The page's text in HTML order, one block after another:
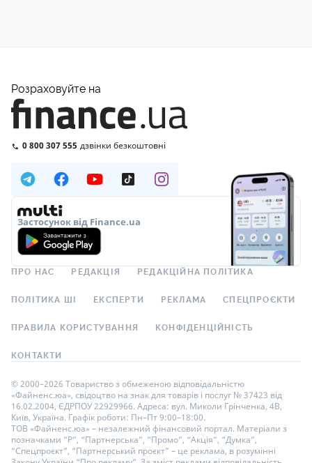
Розраховуйте на
0 800 307 555 дзвінки безкоштовні
Застосунок від Finance.ua
ПРО НАС РЕДАКЦІЯ РЕДАКЦІЙНА ПОЛІТИКА
ПОЛІТИКА ШІ ЕКСПЕРТИ РЕКЛАМА СПЕЦПРОЄКТИ
ПРАВИЛА КОРИСТУВАННЯ КОНФІДЕНЦІЙНІСТЬ
КОНТАКТИ
© 2000–2026 Товариство з обмеженою відповідальністю
«Файненс.юа», свідоцтво на знак для товарів і послуг № 37423 від
16.02.2004, ЄДРПОУ 22929966. Адреса: вул. Миколи Грінченка, 4В,
Київ, Україна. Графік роботи: Пн–Пт 9:00–18:00.
ТОВ «Файненс.юа» – незалежний фінансовий портал. Матеріали з
позначками “Р”, “Партнерська”, “Промо”, “Акція”, “Думка”,
“Спецпроєкт”, “Партнерський проєкт” – це реклама, в розумінні